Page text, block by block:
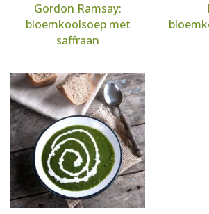
Gordon Ramsay:
bloemkoolsoep met
saffraan